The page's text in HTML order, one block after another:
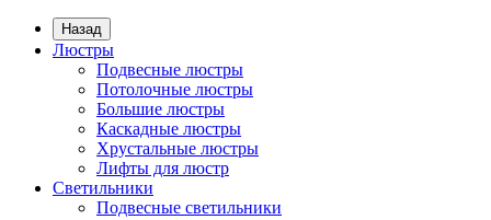
Назад
Люстры
Подвесные люстры
Потолочные люстры
Большие люстры
Каскадные люстры
Хрустальные люстры
Лифты для люстр
Светильники
Подвесные светильники